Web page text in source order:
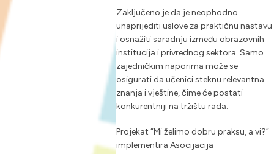
Zaključeno je da je neophodno
unaprijediti uslove za praktičnu nastavu
i osnažiti saradnju između obrazovnih
institucija i privrednog sektora. Samo
zajedničkim naporima može se
osigurati da učenici steknu relevantna
znanja i vještine, čime će postati
konkurentniji na tržištu rada.
Projekat “Mi želimo dobru praksu, a vi?”
implementira Asocijacija